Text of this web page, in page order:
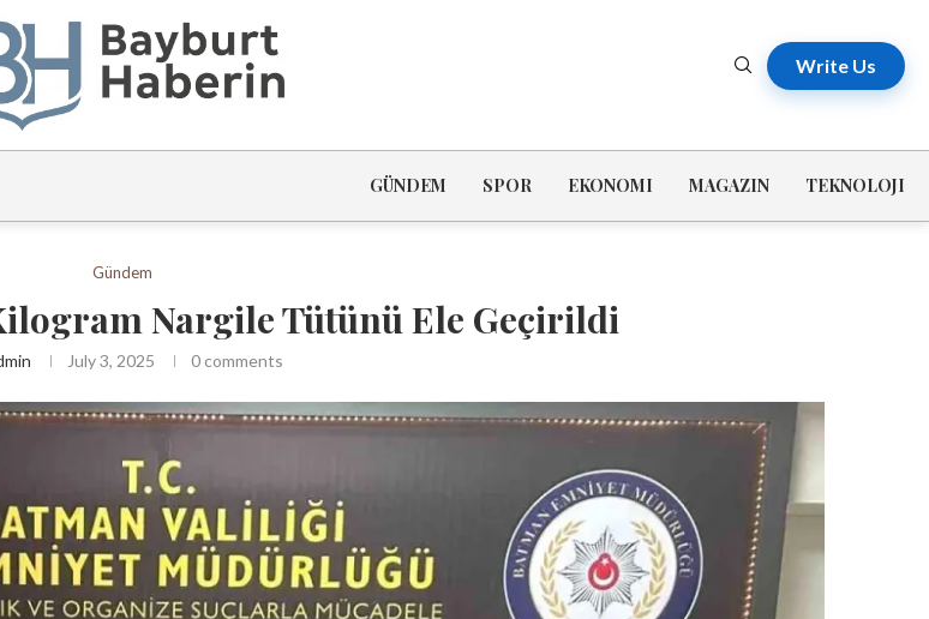
Write Us
GÜNDEM SPOR EKONOMI MAGAZIN TEKNOLOJI
Gündem
Nargile Tütünü Ele Geçirildi
July 3, 2025 0 comments